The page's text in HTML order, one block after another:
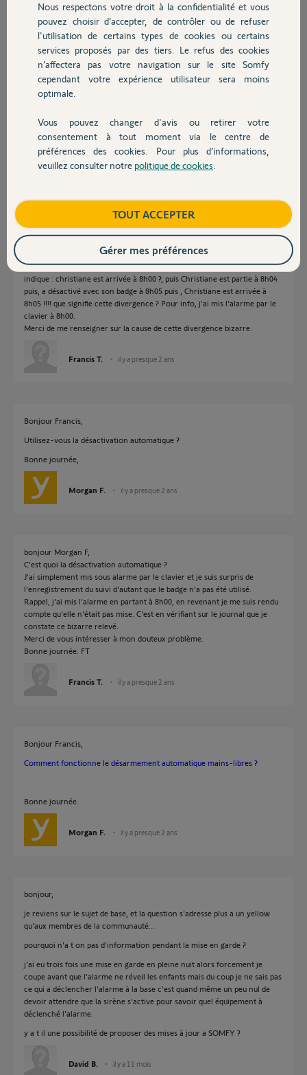
Chauffage
Autres produits
Devis avec un pro
Contact
Participer au fil de discussion
Réponses
Bonjour Giovanni
Non il n'y a pas d'information car l'alarme ne c'est pas déclenchée au
sens propre. (Sirène activée)
généralement, sur l'alarme Somfy lorsqu'on active l'alarme, dans le
journal, on peut vérifiier : intel a activé l'alarme à 8h00; or, le message
indique : christiane est arrivée à 8h00 ?, puis Christiane est partie à 8h04
puis, a désactivé avec son badge à 8h05 puis , Christiane est arrivée à
8h05 !!!! que signifie cette divergence ? Pour info, j'ai mis l'alarme par le
clavier à 8h00.
Merci de me renseigner sur la cause de cette divergence bizarre.
Francis T. il y a presque 2 ans
Bonjour Francis,
Utilisez-vous la désactivation automatique ?
Bonne journée,
Morgan F. il y a presque 2 ans
bonjour Morgan F,
C'est quoi la désactivation automatique ?
J'ai simplement mis sous alarme par le clavier et je suis surpris de
l'enregistrement du suivi d'autant que le badge n'a pas été utilisé.
Rappel, j'ai mis l'alarme en partant à 8h00, en revenant je me suis rendu
compte qu'elle n'était pas mise. C'est en vérifiant sur le journal que je
constate ce bizarre relevé.
Merci de vous intéresser à mon douteux problème.
Bonne journée. FT
Francis T. il y a presque 2 ans
Bonjour Francis,
Comment fonctionne le désarmement automatique mains-libres ?
Bonne journée.
Morgan F. il y a presque 2 ans
bonjour,
je reviens sur le sujet de base, et la question s'adresse plus a un yellow
qu'aux membres de la communauté...
pourquoi n'a t on pas d'information pendant la mise en garde ?
j'ai eu trois fois une mise en garde en pleine nuit alors forcement je
coupe avant que l'alarme ne réveil les enfants mais du coup je ne sais pas
ce qui a déclencher l'alarme à la base c'est quand même un peu nul de
devoir attendre que la sirène s'active pour savoir quel équipement à
déclenché l'alarme.
y a t il une possibilité de proposer des mises à jour a SOMFY ?
David B. il y a 11 mois
Nous respectons votre droit à la confidentialité et vous
pouvez choisir d’accepter, de contrôler ou de refuser
l'utilisation de certains types de cookies ou certains
services proposés par des tiers. Le refus des cookies
n’affectera pas votre navigation sur le site Somfy
cependant votre expérience utilisateur sera moins
optimale.
Vous pouvez changer d'avis ou retirer votre
consentement à tout moment via le centre de
préférences des cookies. Pour plus d’informations,
veuillez consulter notre politique de cookies
TOUT ACCEPTER
Gérer mes préférences